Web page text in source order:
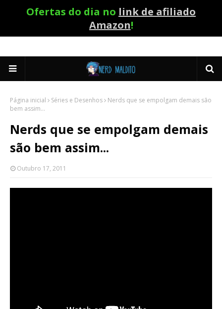
Ofertas do dia no link de afiliado
Amazon!
Página inicial Séries e Desenhos
Nerds que se empolgam demais são
bem assim...
Nerds que se empolgam demais
são bem assim...
Outubro 17, 2011